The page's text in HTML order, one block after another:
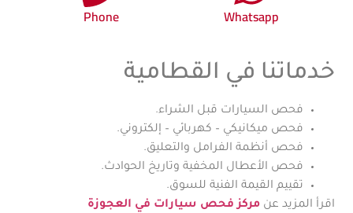
Phone Whatsapp
خدماتنا في القطامية
فحص السيارات قبل الشراء.
فحص ميكانيكي – كهربائي – إلكتروني.
فحص أنظمة الفرامل والتعليق.
فحص الأعطال المخفية وتاريخ الحوادث.
تقييم القيمة الفنية للسوق.
اقرأ المزيد عنمركز فحص سيارات في العجوزة